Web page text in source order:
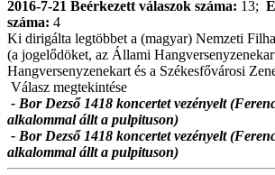
2016-7-21 Beérkezett válaszok száma: 13;
száma: 4
Ki dirigálta legtöbbet a (magyar) Nemzeti
(a jogelődöket, az Állami
Hangversenyzenekart és a Székesfővárosi
Válasz megtekintése
- Bor Dezső 1418 koncertet vezényelt
alkalommal állt a pulpituson)
- Bor Dezső 1418 koncertet vezényelt
alkalommal állt a pulpituson)